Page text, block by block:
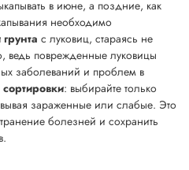
в июне, а поздние, как
необходимо
с луковиц, стараясь не
ведь поврежденные луковицы
заболеваний и проблем в
сортировки: выбирайте только
зараженные или слабые. Это
болезней и сохранить